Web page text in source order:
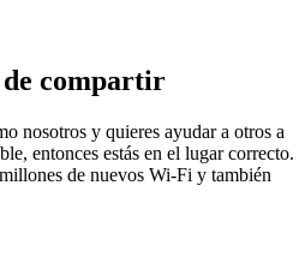
compartir
nosotros y quieres ayudar a otros a
entonces estás en el lugar correcto.
de nuevos Wi-Fi y también